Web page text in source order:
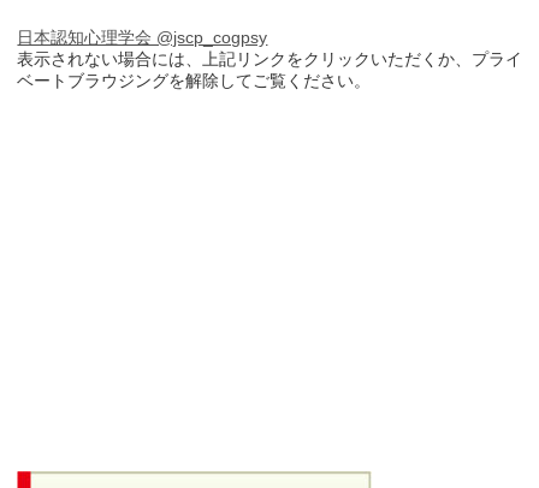
日本認知心理学会 @jscp_cogpsy
表示されない場合には、上記リンクをクリックいただくか、プライ
ベートブラウジングを解除してご覧ください。